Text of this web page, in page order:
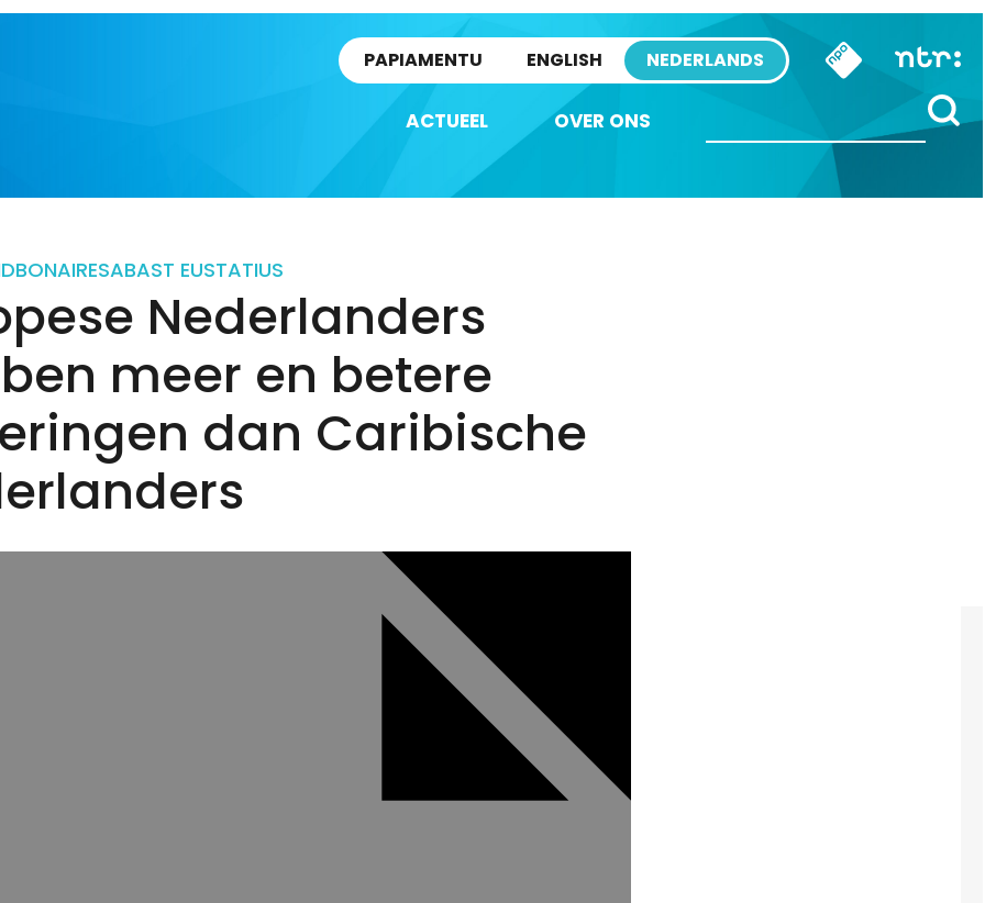
PAPIAMENTU ENGLISH NEDERLANDS
ACTUEEL OVER ONS
BONAIRESABAST EUSTATIUS
Nederlanders
meer en betere
dan Caribische